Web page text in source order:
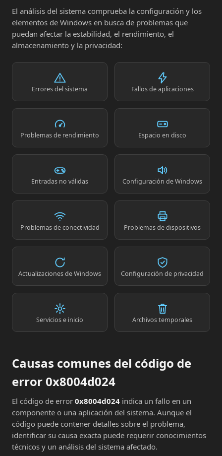
El análisis del sistema comprueba la configuración y los
elementos de Windows en busca de problemas que
puedan afectar la estabilidad, el rendimiento, el
almacenamiento y la privacidad:
Errores del sistema Fallos de aplicaciones
Problemas de rendimiento Espacio en disco
Entradas no válidas Configuración de Windows
Problemas de conectividad Problemas de dispositivos
Actualizaciones de Windows Configuración de privacidad
Servicios e inicio Archivos temporales
Causas comunes del código de
error 0x8004d024
El código de error 0x8004d024 indica un fallo en un
componente o una aplicación del sistema. Aunque el
código puede contener detalles sobre el problema,
identificar su causa exacta puede requerir conocimientos
técnicos y un análisis del sistema afectado.